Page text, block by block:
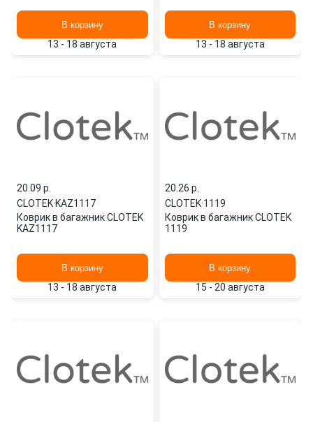
В корзину
13 - 18 августа
В корзину
13 - 18 августа
20.09 p.
CLOTEK·KAZ1117
Коврик в багажник CLOTEK
KAZ1117
В корзину
13 - 18 августа
20.26 p.
CLOTEK·1119
Коврик в багажник CLOTEK
1119
В корзину
15 - 20 августа